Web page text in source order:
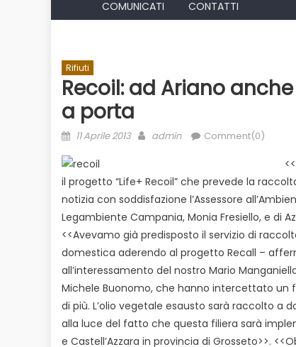
COMUNICATI
CONTATTI
Rifiuti
Recoil: ad Ariano
a porta
Posted
11 Aprile 2013 Author
admin Comment(0)
il progetto “Life+ Recoil” che prevede la
notizia con soddisfazione l’Assessore
Legambiente Campania, Monia Fresiello, e di
<<Avevamo già predisposto il servizio di
domestica aderendo al progetto Recall –
all’interessamento del nostro Mario
Michele Buonomo, che hanno intercettato un
di più. L’olio vegetale esausto sarà raccolto a
alla luce del fatto che questa filiera sarà
e Castell’Azzara in provincia di Grosseto>>.
Evidenza Informazione News
Bilancio in consiglio con un occhio
alle urne
Ecologia
Duro
dai
rischio